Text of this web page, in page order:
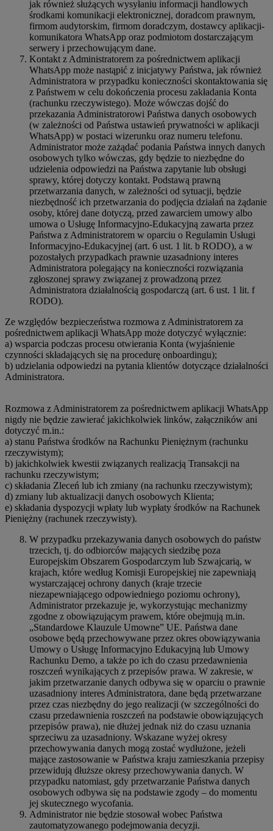
jak również służących wysyłaniu informacji handlowych
środkami komunikacji elektronicznej, doradcom prawnym,
firmom audytorskim, firmom doradczym, dostawcy aplikacji-
komunikatora WhatsApp oraz podmiotom dostarczającym
serwery i przechowującym dane.
Kontakt z Administratorem za pośrednictwem aplikacji
WhatsApp może nastąpić z inicjatywy Państwa, jak również
Administratora w przypadku konieczności skontaktowania się
z Państwem w celu dokończenia procesu zakładania Konta
(rachunku rzeczywistego). Może wówczas dojść do
przekazania Administratorowi Państwa danych osobowych
(w zależności od Państwa ustawień prywatności w aplikacji
WhatsApp) w postaci wizerunku oraz numeru telefonu.
Administrator może zażądać podania Państwa innych danych
osobowych tylko wówczas, gdy będzie to niezbędne do
udzielenia odpowiedzi na Państwa zapytanie lub obsługi
sprawy, której dotyczy kontakt. Podstawą prawną
przetwarzania danych, w zależności od sytuacji, będzie
niezbędność ich przetwarzania do podjęcia działań na żądanie
osoby, której dane dotyczą, przed zawarciem umowy albo
umowa o Usługę Informacyjno-Edukacyjną zawarta przez
Państwa z Administratorem w oparciu o Regulamin Usługi
Informacyjno-Edukacyjnej (art. 6 ust. 1 lit. b RODO), a w
pozostałych przypadkach prawnie uzasadniony interes
Administratora polegający na konieczności rozwiązania
zgłoszonej sprawy związanej z prowadzoną przez
Administratora działalnością gospodarczą (art. 6 ust. 1 lit. f
RODO).
Ze względów bezpieczeństwa rozmowa z Administratorem za
pośrednictwem aplikacji WhatsApp może dotyczyć wyłącznie:
a) wsparcia podczas procesu otwierania Konta (wyjaśnienie
czynności składających się na procedurę onboardingu);
b) udzielania odpowiedzi na pytania klientów dotyczące działalności
Administratora.
Rozmowa z Administratorem za pośrednictwem aplikacji WhatsApp
nigdy nie będzie zawierać jakichkolwiek linków, załączników ani
dotyczyć m.in.:
a) stanu Państwa środków na Rachunku Pieniężnym (rachunku
rzeczywistym);
b) jakichkolwiek kwestii związanych realizacją Transakcji na
rachunku rzeczywistym;
c) składania Zleceń lub ich zmiany (na rachunku rzeczywistym);
d) zmiany lub aktualizacji danych osobowych Klienta;
e) składania dyspozycji wpłaty lub wypłaty środków na Rachunek
Pieniężny (rachunek rzeczywisty).
W przypadku przekazywania danych osobowych do państw
trzecich, tj. do odbiorców mających siedzibę poza
Europejskim Obszarem Gospodarczym lub Szwajcarią, w
krajach, które według Komisji Europejskiej nie zapewniają
wystarczającej ochrony danych (kraje trzecie
niezapewniającego odpowiedniego poziomu ochrony),
Administrator przekazuje je, wykorzystując mechanizmy
zgodne z obowiązującym prawem, które obejmują m.in.
„Standardowe Klauzule Umowne” UE. Państwa dane
osobowe będą przechowywane przez okres obowiązywania
Umowy o Usługę Informacyjno Edukacyjną lub Umowy
Rachunku Demo, a także po ich do czasu przedawnienia
roszczeń wynikających z przepisów prawa. W zakresie, w
jakim przetwarzanie danych odbywa się w oparciu o prawnie
uzasadniony interes Administratora, dane będą przetwarzane
przez czas niezbędny do jego realizacji (w szczególności do
czasu przedawnienia roszczeń na podstawie obowiązujących
przepisów prawa), nie dłużej jednak niż do czasu uznania
sprzeciwu za uzasadniony. Wskazane wyżej okresy
przechowywania danych mogą zostać wydłużone, jeżeli
mające zastosowanie w Państwa kraju zamieszkania przepisy
przewidują dłuższe okresy przechowywania danych. W
przypadku natomiast, gdy przetwarzanie Państwa danych
osobowych odbywa się na podstawie zgody – do momentu
jej skutecznego wycofania.
Administrator nie będzie stosował wobec Państwa
zautomatyzowanego podejmowania decyzji.